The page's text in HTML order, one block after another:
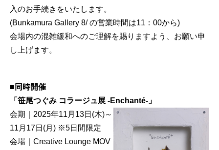
入のお手続きをいたします。
(Bunkamura Gallery 8/ の営業時間は11：00から)
会場内の混雑緩和へのご理解を賜りますよう、お願い申
し上げます。
■同時開催
「笹尾つぐみ コラージュ展 -Enchanté-」
会期｜2025年11月13日(木)～
11月17日(月) ※5日間限定
会場｜Creative Lounge MOV